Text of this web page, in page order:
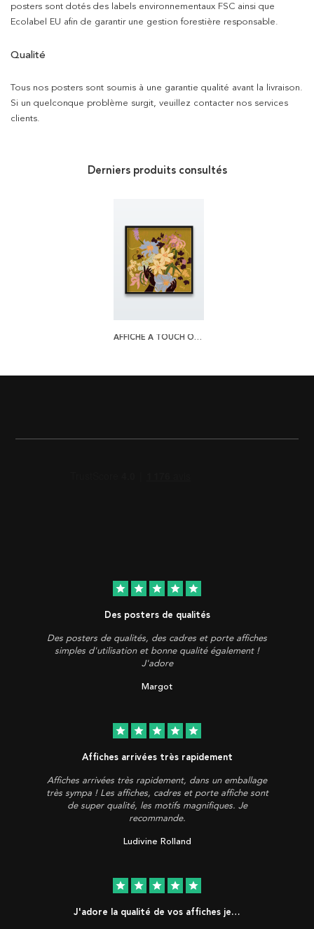
posters sont dotés des labels environnementaux FSC ainsi que
Ecolabel EU afin de garantir une gestion forestière responsable.
Qualité
Tous nos posters sont soumis à une garantie qualité avant la livraison.
Si un quelconque problème surgit, veuillez contacter nos services
clients.
Derniers produits consultés
AFFICHE A TOUCH OF NATURE
star star star star star
Des posters de qualités
Des posters de qualités, des cadres et porte affiches
simples d'utilisation et bonne qualité également !
J'adore
Margot
star star star star star
Affiches arrivées très rapidement
Affiches arrivées très rapidement, dans un emballage
très sympa ! Les affiches, cadres et porte affiche sont
de super qualité, les motifs magnifiques. Je
recommande.
Ludivine Rolland
star star star star star
J'adore la qualité de vos affiches je…